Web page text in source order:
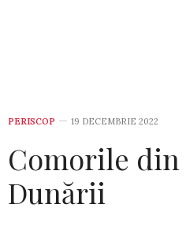
PERISCOP 19 DECEMBRIE 2022
Comorile din
Dunării